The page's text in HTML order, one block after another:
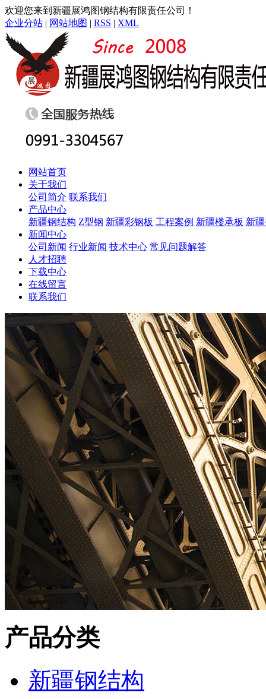
欢迎您来到新疆展鸿图钢结构有限责任公司！
企业分站 | 网站地图 | RSS | XML
网站首页
关于我们
公司简介 联系我们
产品中心
新疆钢结构 Z型钢 新疆彩钢板 工程案例 新疆楼承板 新
新闻中心
公司新闻 行业新闻 技术中心 常见问题解答
人才招聘
下载中心
在线留言
联系我们
产品分类
新疆钢结构